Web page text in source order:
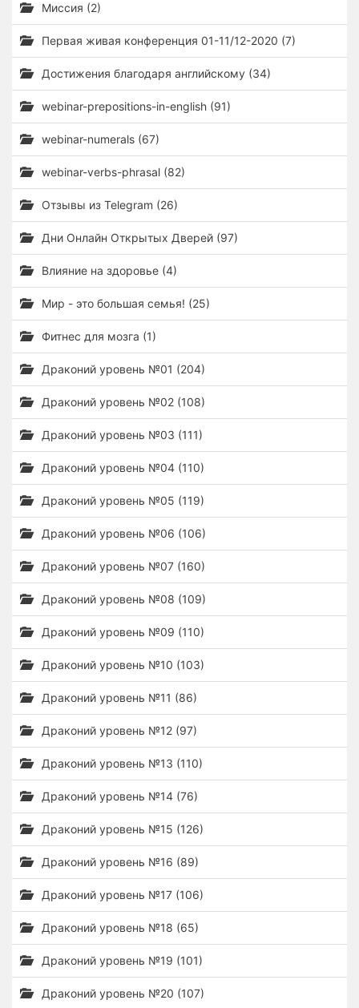
Миссия (2)
Первая живая конференция 01-11/12-2020 (7)
Достижения благодаря английскому (34)
webinar-prepositions-in-english (91)
webinar-numerals (67)
webinar-verbs-phrasal (82)
Отзывы из Telegram (26)
Дни Онлайн Открытых Дверей (97)
Влияние на здоровье (4)
Мир - это большая семья! (25)
Фитнес для мозга (1)
Драконий уровень №01 (204)
Драконий уровень №02 (108)
Драконий уровень №03 (111)
Драконий уровень №04 (110)
Драконий уровень №05 (119)
Драконий уровень №06 (106)
Драконий уровень №07 (160)
Драконий уровень №08 (109)
Драконий уровень №09 (110)
Драконий уровень №10 (103)
Драконий уровень №11 (86)
Драконий уровень №12 (97)
Драконий уровень №13 (110)
Драконий уровень №14 (76)
Драконий уровень №15 (126)
Драконий уровень №16 (89)
Драконий уровень №17 (106)
Драконий уровень №18 (65)
Драконий уровень №19 (101)
Драконий уровень №20 (107)